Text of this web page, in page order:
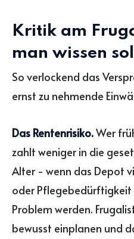
Kritik am
man wissen
So verlockend das
ernst zu nehmende
Das Rentenrisiko.Wer
zahlt weniger in die
Alter - wenn das Depot
oder
Problem werden.
bewusst einplanen und